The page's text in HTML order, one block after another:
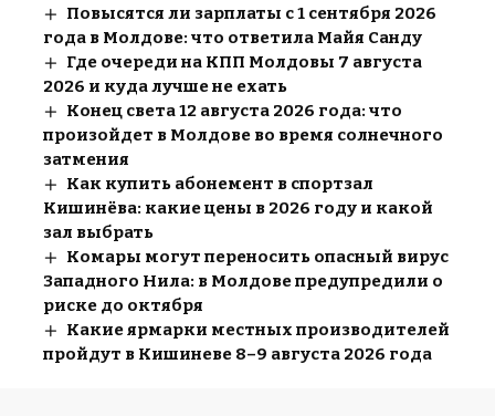
Повысятся ли зарплаты с 1 сентября 2026
года в Молдове: что ответила Майя Санду
Где очереди на КПП Молдовы 7 августа
2026 и куда лучше не ехать
Конец света 12 августа 2026 года: что
произойдет в Молдове во время солнечного
затмения
Как купить абонемент в спортзал
Кишинёва: какие цены в 2026 году и какой
зал выбрать
Комары могут переносить опасный вирус
Западного Нила: в Молдове предупредили о
риске до октября
Какие ярмарки местных производителей
пройдут в Кишиневе 8–9 августа 2026 года